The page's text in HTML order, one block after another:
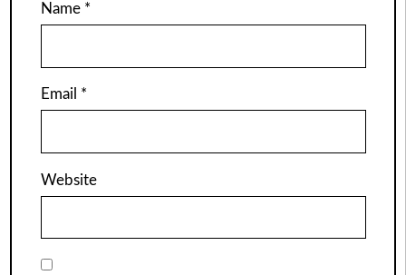
Name *
Email *
Website